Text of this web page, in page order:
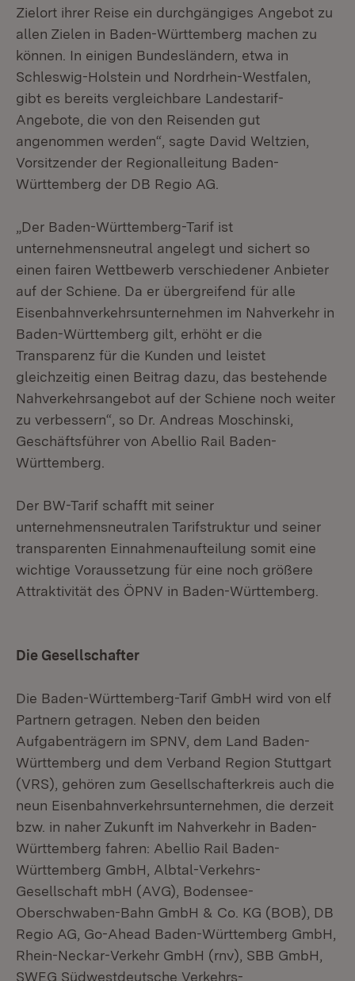
Zielort ihrer Reise ein durchgängiges Angebot zu
allen Zielen in Baden-Württemberg machen zu
können. In einigen Bundesländern, etwa in
Schleswig-Holstein und Nordrhein-Westfalen,
gibt es bereits vergleichbare Landestarif-
Angebote, die von den Reisenden gut
angenommen werden“, sagte David Weltzien,
Vorsitzender der Regionalleitung Baden-
Württemberg der DB Regio AG.
„Der Baden-Württemberg-Tarif ist
unternehmensneutral angelegt und sichert so
einen fairen Wettbewerb verschiedener Anbieter
auf der Schiene. Da er übergreifend für alle
Eisenbahnverkehrsunternehmen im Nahverkehr in
Baden-Württemberg gilt, erhöht er die
Transparenz für die Kunden und leistet
gleichzeitig einen Beitrag dazu, das bestehende
Nahverkehrsangebot auf der Schiene noch weiter
zu verbessern“, so Dr. Andreas Moschinski,
Geschäftsführer von Abellio Rail Baden-
Württemberg.
Der BW-Tarif schafft mit seiner
unternehmensneutralen Tarifstruktur und seiner
transparenten Einnahmenaufteilung somit eine
wichtige Voraussetzung für eine noch größere
Attraktivität des ÖPNV in Baden-Württemberg.
Die Gesellschafter
Die Baden-Württemberg-Tarif GmbH wird von elf
Partnern getragen. Neben den beiden
Aufgabenträgern im SPNV, dem Land Baden-
Württemberg und dem Verband Region Stuttgart
(VRS), gehören zum Gesellschafterkreis auch die
neun Eisenbahnverkehrsunternehmen, die derzeit
bzw. in naher Zukunft im Nahverkehr in Baden-
Württemberg fahren: Abellio Rail Baden-
Württemberg GmbH, Albtal-Verkehrs-
Gesellschaft mbH (AVG), Bodensee-
Oberschwaben-Bahn GmbH & Co. KG (BOB), DB
Regio AG, Go-Ahead Baden-Württemberg GmbH,
Rhein-Neckar-Verkehr GmbH (rnv), SBB GmbH,
SWEG Südwestdeutsche Verkehrs-